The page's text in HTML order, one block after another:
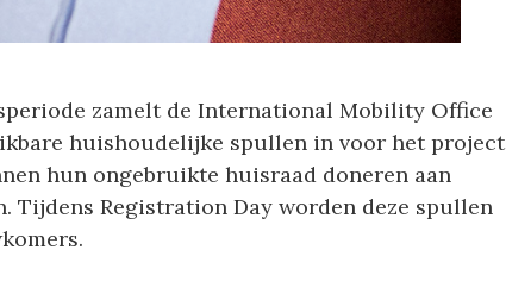
zamelt de International Mobility Office
huishoudelijke spullen in voor het project
hun ongebruikte huisraad doneren aan
Tijdens Registration Day worden deze spullen